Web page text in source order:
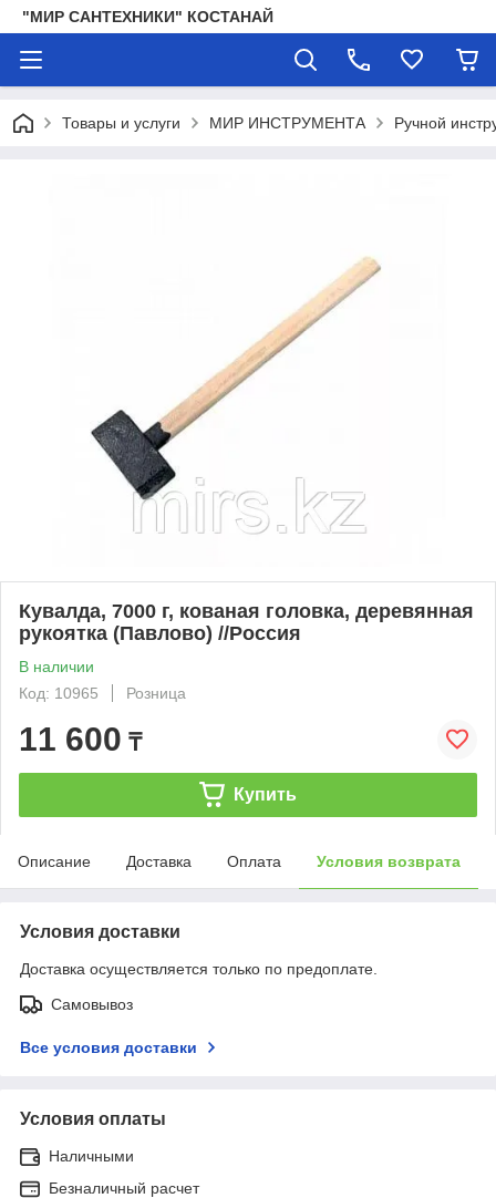
"МИР САНТЕХНИКИ" КОСТАНАЙ
Товары и услуги МИР ИНСТРУМЕНТА Ручной
Кувалда, 7000 г, кованая головка, деревянная
рукоятка (Павлово) //Россия
В наличии
Код: 10965
Розница
11 600 ₸
Купить
Описание Доставка Оплата Условия возврата
Условия доставки
Доставка осуществляется только по предоплате.
Самовывоз
Все условия доставки
Условия оплаты
Наличными
Безналичный расчет